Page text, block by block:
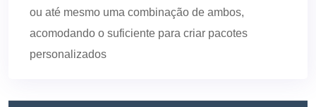
ou até mesmo uma combinação de ambos,
acomodando o suficiente para criar pacotes
personalizados